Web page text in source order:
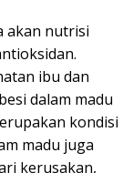
akan nutrisi
ibu dan
dalam madu
kondisi
madu juga
kerusakan,